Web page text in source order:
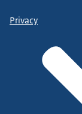
Privacy